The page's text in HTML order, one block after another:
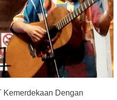
Kemerdekaan Dengan